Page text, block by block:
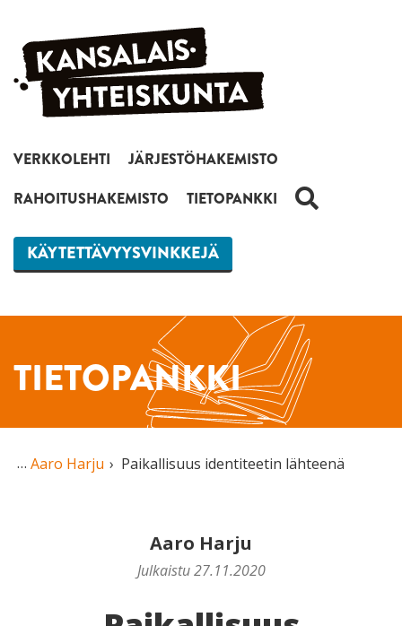
Siirry sisältöön
VERKKOLEHTI
JÄRJESTÖHAKEMISTO
RAHOITUSHAKEMISTO
TIETOPANKKI HAKU
KÄYTETTÄVYYSVINKKEJÄ
TIETOPANKKI
Aaro Harju Paikallisuus identiteetin lähteenä
Aaro Harju
Julkaistu 27.11.2020